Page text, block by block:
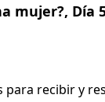
mujer?, Día
para recibir y